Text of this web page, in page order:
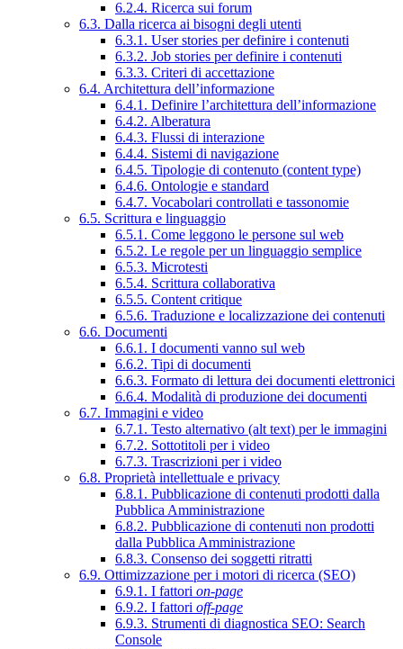
6.2.4. Ricerca sui forum
6.3. Dalla ricerca ai bisogni degli utenti
6.3.1. User stories per definire i contenuti
6.3.2. Job stories per definire i contenuti
6.3.3. Criteri di accettazione
6.4. Architettura dell’informazione
6.4.1. Definire l’architettura dell’informazione
6.4.2. Alberatura
6.4.3. Flussi di interazione
6.4.4. Sistemi di navigazione
6.4.5. Tipologie di contenuto (content type)
6.4.6. Ontologie e standard
6.4.7. Vocabolari controllati e tassonomie
6.5. Scrittura e linguaggio
6.5.1. Come leggono le persone sul web
6.5.2. Le regole per un linguaggio semplice
6.5.3. Microtesti
6.5.4. Scrittura collaborativa
6.5.5. Content critique
6.5.6. Traduzione e localizzazione dei contenuti
6.6. Documenti
6.6.1. I documenti vanno sul web
6.6.2. Tipi di documenti
6.6.3. Formato di lettura dei documenti elettronici
6.6.4. Modalità di produzione dei documenti
6.7. Immagini e video
6.7.1. Testo alternativo (alt text) per le immagini
6.7.2. Sottotitoli per i video
6.7.3. Trascrizioni per i video
6.8. Proprietà intellettuale e privacy
6.8.1. Pubblicazione di contenuti prodotti dalla
Pubblica Amministrazione
6.8.2. Pubblicazione di contenuti non prodotti
dalla Pubblica Amministrazione
6.8.3. Consenso dei soggetti ritratti
6.9. Ottimizzazione per i motori di ricerca (SEO)
6.9.1. I fattori on-page
6.9.2. I fattori off-page
6.9.3. Strumenti di diagnostica SEO: Search
Console